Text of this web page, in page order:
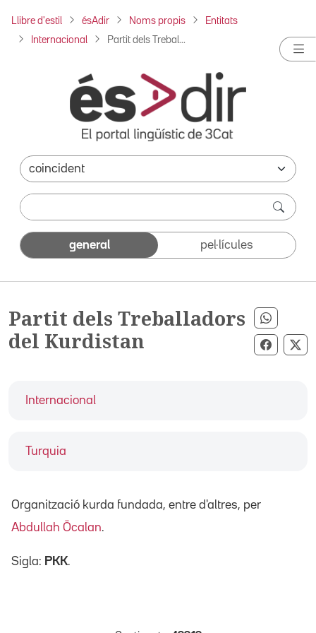
Llibre d'estil ésAdir Noms propis Entitats
Internacional Partit dels Trebal...
general pel·lícules
Partit dels Treballadors
del Kurdistan
Internacional
Turquia
Organització kurda fundada, entre d'altres, per
Abdullah Öcalan.
Sigla: PKK.